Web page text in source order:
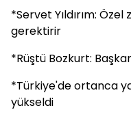
*Servet Yıldırım:
gerektirir
*Rüştü Bozkurt:
*Türkiye'de ortanca
yükseldi